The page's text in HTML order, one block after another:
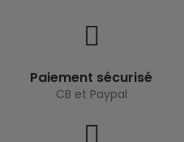
Paiement sécurisé
CB et Paypal